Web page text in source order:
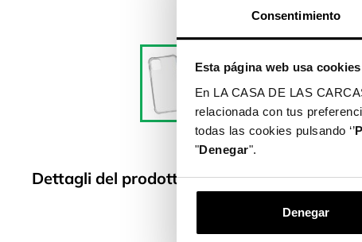
Consentimiento
Esta página web usa cookies
En LA CASA DE LAS
relacionada con tus
todas las cookies pulsando ‘’
"Denegar".
Denegar
Dettagli del prodotto